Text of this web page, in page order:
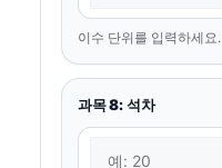
이수 단위를 입력하세요.
과목 8: 석차